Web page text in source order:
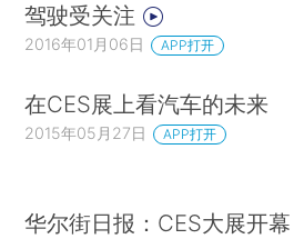
驾驶受关注
2016年01月06日 APP打开
在CES展上看汽车的未来
2015年05月27日 APP打开
华尔街日报：CES大展开